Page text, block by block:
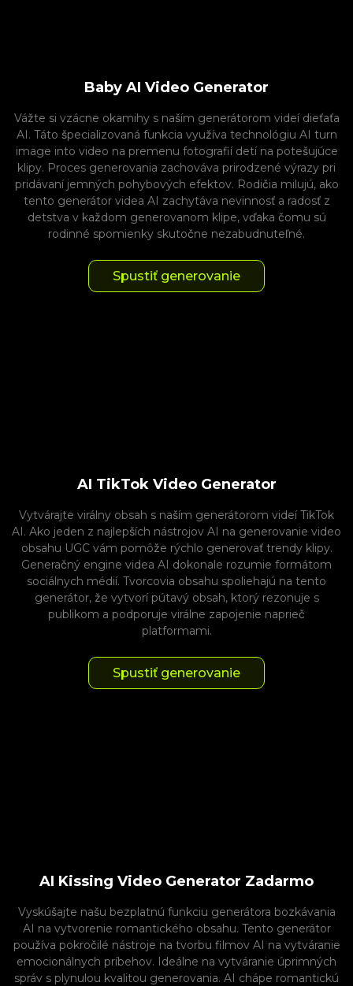
Baby AI Video Generator
Vážte si vzácne okamihy s naším generátorom videí dieťaťa
AI. Táto špecializovaná funkcia využíva technológiu AI turn
image into video na premenu fotografií detí na potešujúce
klipy. Proces generovania zachováva prirodzené výrazy pri
pridávaní jemných pohybových efektov. Rodičia milujú, ako
tento generátor videa AI zachytáva nevinnosť a radosť z
detstva v každom generovanom klipe, vďaka čomu sú
rodinné spomienky skutočne nezabudnuteľné.
Spustiť generovanie
AI TikTok Video Generator
Vytvárajte virálny obsah s naším generátorom videí TikTok
AI. Ako jeden z najlepších nástrojov AI na generovanie video
obsahu UGC vám pomôže rýchlo generovať trendy klipy.
Generačný engine videa AI dokonale rozumie formátom
sociálnych médií. Tvorcovia obsahu spoliehajú na tento
generátor, že vytvorí pútavý obsah, ktorý rezonuje s
publikom a podporuje virálne zapojenie naprieč
platformami.
Spustiť generovanie
AI Kissing Video Generator Zadarmo
Vyskúšajte našu bezplatnú funkciu generátora bozkávania
AI na vytvorenie romantického obsahu. Tento generátor
používa pokročilé nástroje na tvorbu filmov AI na vytváranie
emocionálnych príbehov. Ideálne na vytváranie úprimných
správ s plynulou kvalitou generovania. AI chápe romantickú